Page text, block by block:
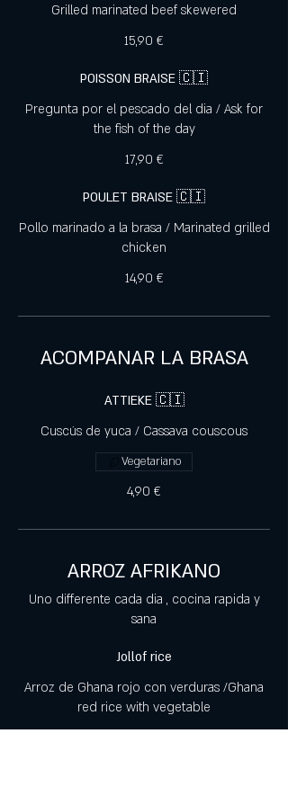
Grilled marinated beef skewered
15,90 €
POISSON BRAISE 🇨🇮
Pregunta por el pescado del dia / Ask for
the fish of the day
17,90 €
POULET BRAISE 🇨🇮
Pollo marinado a la brasa / Marinated grilled
chicken
14,90 €
ACOMPANAR LA BRASA
ATTIEKE 🇨🇮
Cuscús de yuca / Cassava couscous
4,90 €
Vegetariano
ARROZ AFRIKANO
Uno differente cada dia , cocina rapida y
sana
Jollof rice
Arroz de Ghana rojo con verduras /Ghana
red rice with vegetable